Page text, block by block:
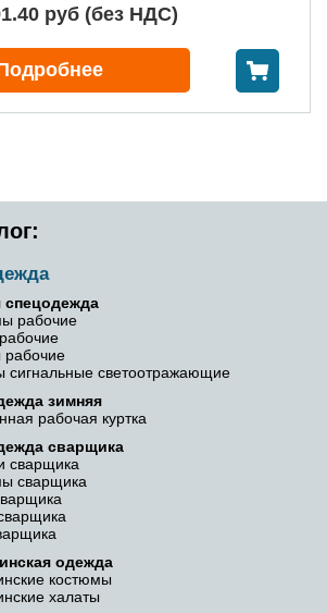
руб (без НДС)
спецодежда
рабочие
рабочие
сигнальные светоотражающие
зимняя
рабочая куртка
сварщика
сварщика
сварщика
одежда
костюмы
халаты